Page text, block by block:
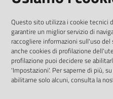
I dati personali pubblicati
previste dalla direttiva
36/2006
Questo sito utilizza i cookie tecnici
garantire un miglior servizio di
raccogliere informazioni sull'uso
anche cookies di profilazione
profilazione puoi decidere se
'Impostazioni'. Per saperne di più,
abilitarne solo alcuni, consulta la